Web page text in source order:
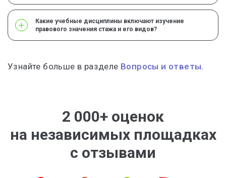
Какие учебные дисциплины включают изучение
правового значения стажа и его видов?
Узнайте больше в разделе Вопросы и ответы.
2 000+ оценок
на независимых площадках
с отзывами